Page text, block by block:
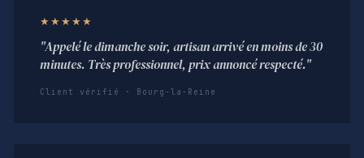
★★★★★
"Appelé le dimanche soir, artisan arrivé en moins de 30
minutes. Très professionnel, prix annoncé respecté."
Client vérifié · Bourg-la-Reine